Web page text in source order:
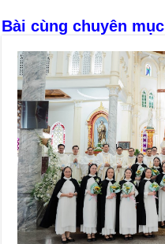
k
Bài cùng chuyên mục